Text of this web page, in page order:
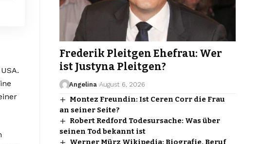
Frederik Pleitgen Ehefrau: Wer
ist Justyna Pleitgen?
Angelina August 6, 2026
Montez Freundin: Ist Ceren Corr die Frau
an seiner Seite?
Robert Redford Todesursache: Was über
seinen Tod bekannt ist
Werner Mürz Wikipedia: Biografie, Beruf